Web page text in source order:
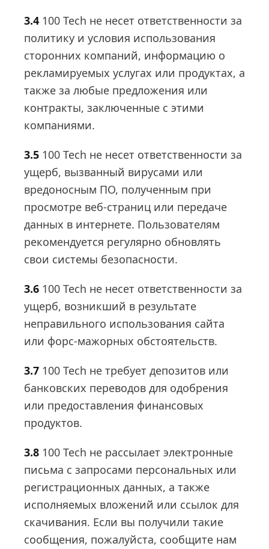
3.4 100 Tech не несет ответственности за
политику и условия использования
сторонних компаний, информацию о
рекламируемых услугах или продуктах, а
также за любые предложения или
контракты, заключенные с этими
компаниями.
3.5 100 Tech не несет ответственности за
ущерб, вызванный вирусами или
вредоносным ПО, полученным при
просмотре веб-страниц или передаче
данных в интернете. Пользователям
рекомендуется регулярно обновлять
свои системы безопасности.
3.6 100 Tech не несет ответственности за
ущерб, возникший в результате
неправильного использования сайта
или форс-мажорных обстоятельств.
3.7 100 Tech не требует депозитов или
банковских переводов для одобрения
или предоставления финансовых
продуктов.
3.8 100 Tech не рассылает электронные
письма с запросами персональных или
регистрационных данных, а также
исполняемых вложений или ссылок для
скачивания. Если вы получили такие
сообщения, пожалуйста, сообщите нам